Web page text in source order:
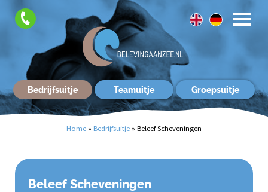
Bedrijfsuitje Teamuitje Groepsuitje
Contact
Home » Bedrijfsuitje » Beleef Scheveningen
Beleef Scheveningen